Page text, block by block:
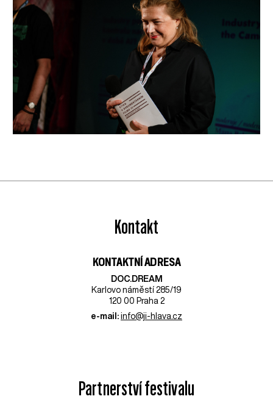
Kontakt
KONTAKTNÍ ADRESA
DOC.DREAM​
Karlovo náměstí 285/19
120 00 Praha 2
e-mail: info@ji-hlava.cz
Partnerství festivalu